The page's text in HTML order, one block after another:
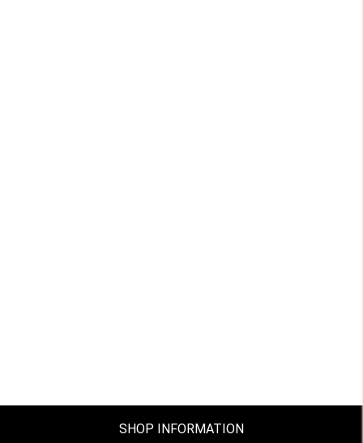
SHOP INFORMATION